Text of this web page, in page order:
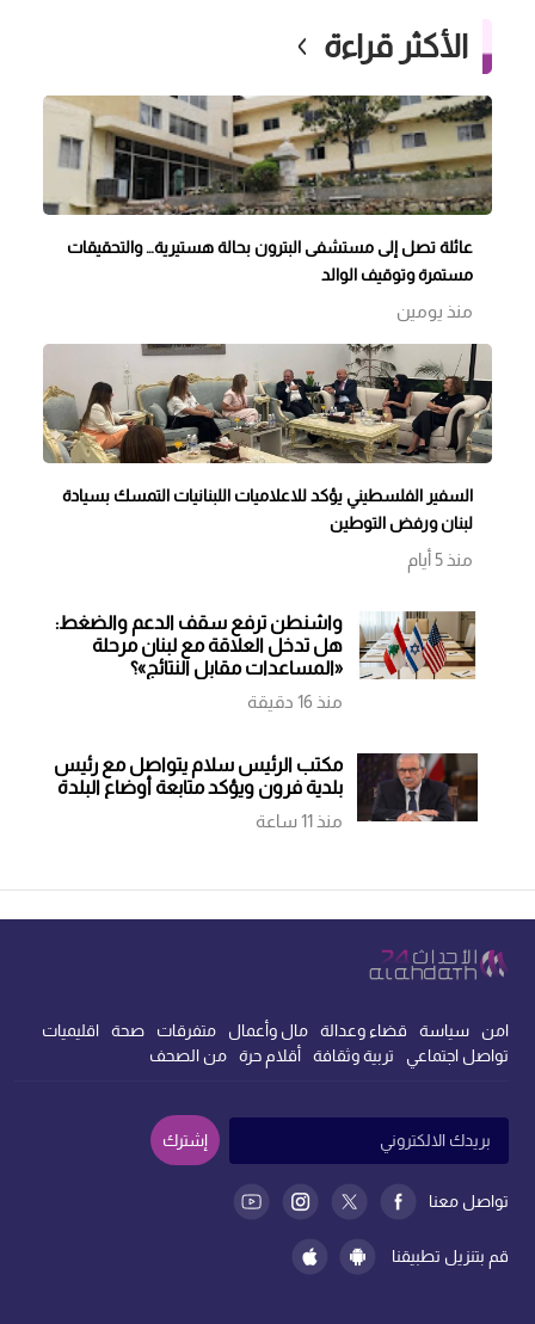
الأكثر قراءة
عائلة تصل إلى مستشفى البترون بحالة هستيرية… والتحقيقات
مستمرة وتوقيف الوالد
منذ يومين
السفير الفلسطيني يؤكد للاعلاميات اللبنانيات التمسك بسيادة
لبنان ورفض التوطين
منذ 5 أيام
واشنطن ترفع سقف الدعم والضغط:
هل تدخل العلاقة مع لبنان مرحلة
«المساعدات مقابل النتائج»؟
منذ 16 دقيقة
مكتب الرئيس سلام يتواصل مع رئيس
بلدية فرون ويؤكد متابعة أوضاع البلدة
منذ 11 ساعة
امن سياسة قضاء وعدالة مال وأعمال متفرقات صحة
اقليميات
تواصل اجتماعي
تربية وثقافة أقلام حرة من الصحف
قم بتنزيل تطبيقنا
تواصل معنا
إشترك